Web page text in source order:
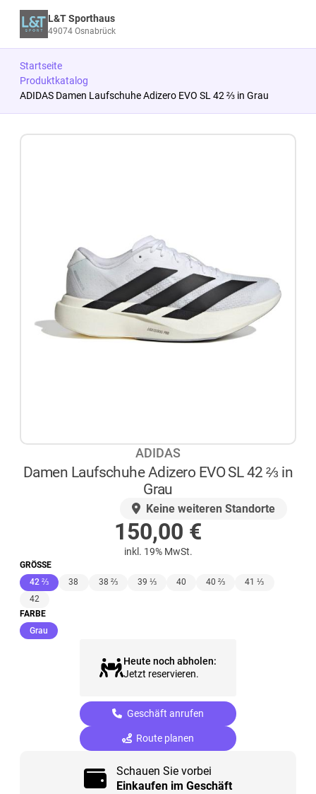
L&T Sporthaus
49074 Osnabrück
Startseite
Produktkatalog
ADIDAS Damen Laufschuhe Adizero EVO SL 42 ⅔ in Grau
ADIDAS
Damen Laufschuhe Adizero EVO SL 42 ⅔ in
Grau
Keine weiteren Standorte
150,00 €
inkl. 19% MwSt.
GRÖSSE
42 ⅔(ausgewählt)
38 38 ⅔ 39 ⅓ 40 40 ⅔
41 ⅓
42
FARBE
Grau (ausgewählt)
Heute noch abholen:
Jetzt reservieren.
Geschäft anrufen
Route planen
Schauen Sie vorbei
Einkaufen im Geschäft